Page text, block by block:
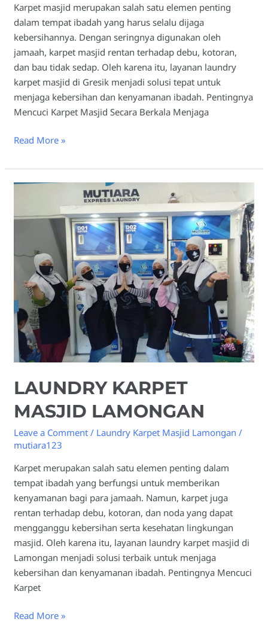
Karpet masjid merupakan salah satu elemen penting
dalam tempat ibadah yang harus selalu dijaga
kebersihannya. Dengan seringnya digunakan oleh
jamaah, karpet masjid rentan terhadap debu, kotoran,
dan bau tidak sedap. Oleh karena itu, layanan laundry
karpet masjid di Gresik menjadi solusi tepat untuk
menjaga kebersihan dan kenyamanan ibadah. Pentingnya
Mencuci Karpet Masjid Secara Berkala Menjaga
Read More »
LAUNDRY KARPET
MASJID LAMONGAN
Leave a Comment / Laundry Karpet Masjid Lamongan /
mutiara123
Karpet merupakan salah satu elemen penting dalam
tempat ibadah yang berfungsi untuk memberikan
kenyamanan bagi para jamaah. Namun, karpet juga
rentan terhadap debu, kotoran, dan noda yang dapat
mengganggu kebersihan serta kesehatan lingkungan
masjid. Oleh karena itu, layanan laundry karpet masjid di
Lamongan menjadi solusi terbaik untuk menjaga
kebersihan dan kenyamanan ibadah. Pentingnya Mencuci
Karpet
Masjid
Lamongan
Read More »